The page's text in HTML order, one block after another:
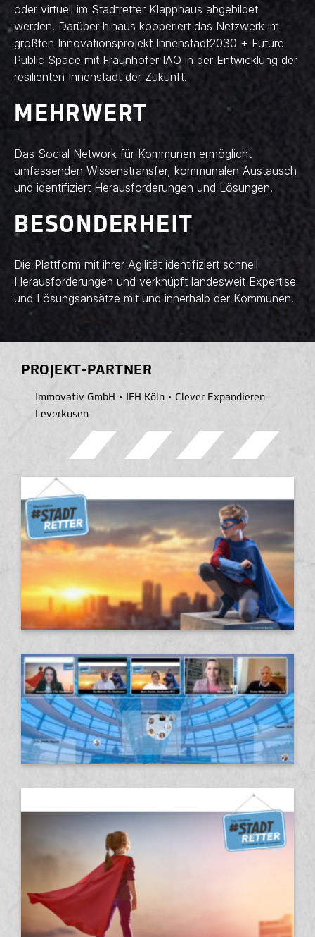
oder virtuell im Stadtretter Klapphaus abgebildet
werden. Darüber hinaus kooperiert das Netzwerk im
größten Innovationsprojekt Innenstadt2030 + Future
Public Space mit Fraunhofer IAO in der Entwicklung der
resilienten Innenstadt der Zukunft.
MEHRWERT
Das Social Network für Kommunen ermöglicht
umfassenden Wissenstransfer, kommunalen Austausch
und identifiziert Herausforderungen und Lösungen.
BESONDERHEIT
Die Plattform mit ihrer Agilität identifiziert schnell
Herausforderungen und verknüpft landesweit Expertise
und Lösungsansätze mit und innerhalb der Kommunen.
PROJEKT-PARTNER
Immovativ GmbH • IFH Köln • Clever Expandieren
Leverkusen